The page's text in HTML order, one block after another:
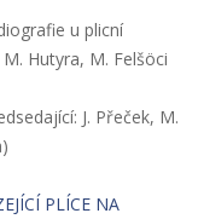
u plicní
Hutyra, M. Felšöci
J. Přeček, M.
PLÍCE NA